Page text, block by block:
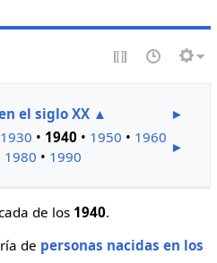
el siglo XX ▲
►
1930 • 1940 • 1950 • 1960
1980 • 1990
►
de los 1940.
de personas nacidas en los